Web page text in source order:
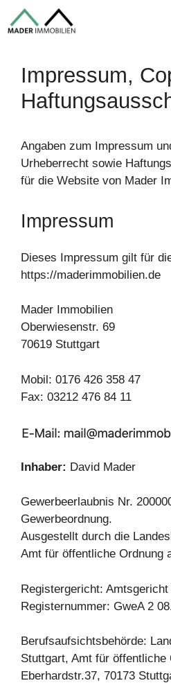
Zum
Inhalt
Impressum,
Angaben zum Impressum
Urheberrecht sowie
für die Website von Mader
Impressum
Dieses Impressum gilt für
https://maderimmobilien.de
Mader Immobilien
Oberwiesenstr. 69
70619 Stuttgart
Mobil: 0176 426 358 47
Fax: 03212 476 84 11
Inhaber: David Mader
Gewerbeerlaubnis Nr.
Gewerbeordnung.
Ausgestellt durch die
Amt für öffentliche Ordnung
Registergericht:
Registernummer: GweA 2
Berufsaufsichtsbehörde:
Stuttgart, Amt für öffentliche
Eberhardstr.37, 70173